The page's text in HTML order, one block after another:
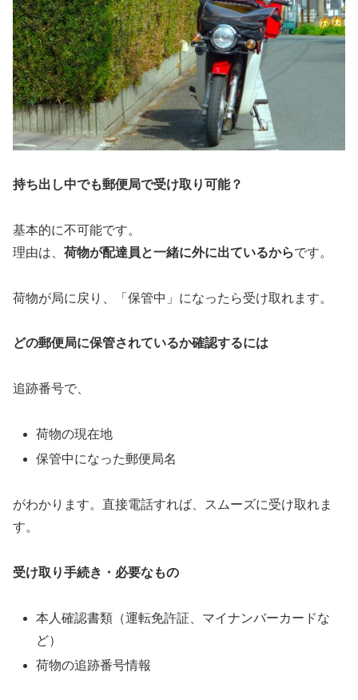
持ち出し中でも郵便局で受け取り可能？
基本的に不可能です。
理由は、 荷物が配達員と一緒に外に出ているからです。
荷物が局に戻り、「保管中」になったら受け取れます。
どの郵便局に保管されているか確認するには
追跡番号で、
荷物の現在地
保管中になった郵便局名
がわかります。直接電話すれば、スムーズに受け取れま
す。
受け取り手続き・必要なもの
本人確認書類（運転免許証、マイナンバーカードな
ど）
荷物の追跡番号情報